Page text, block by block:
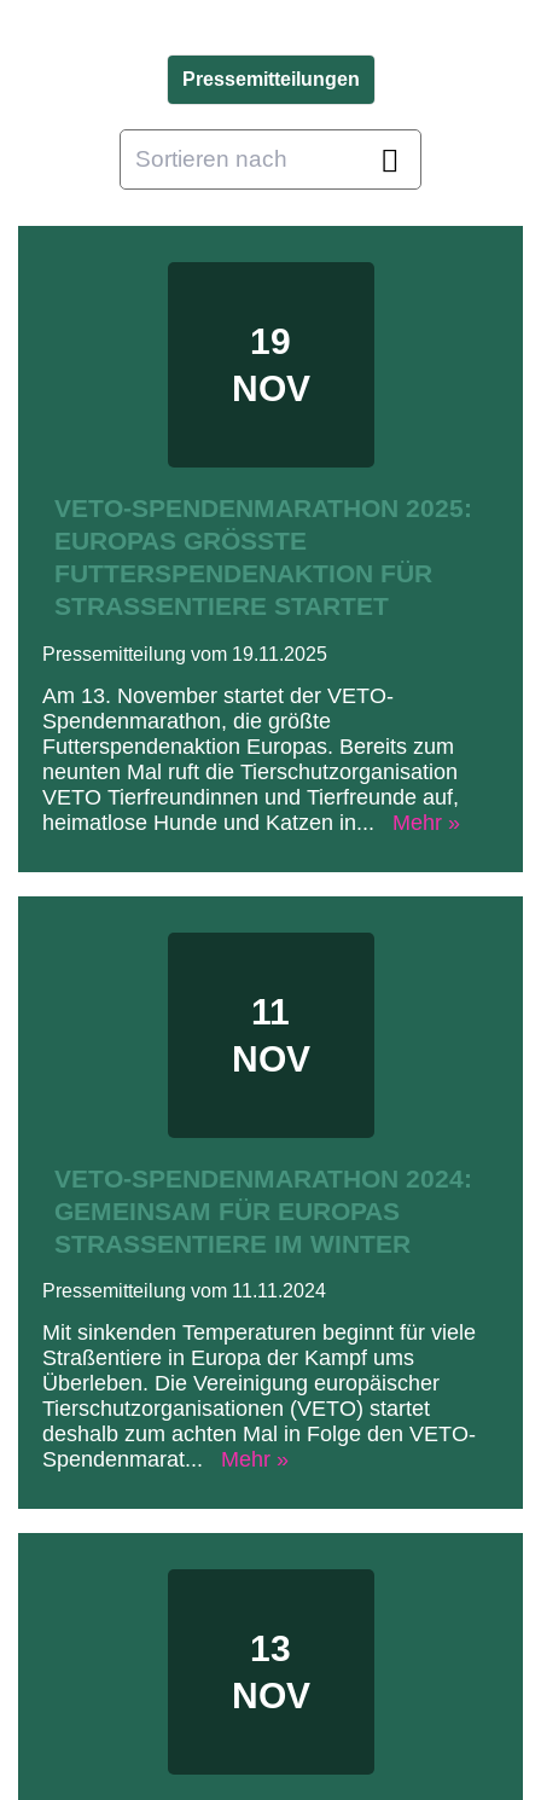
Pressemitteilungen
Sortieren nach
19
NOV
VETO-SPENDENMARATHON 2025:
EUROPAS GRÖSSTE F
UTTERSPENDENAKTION FÜR S
TRASSENTIERE STARTET
Pressemitteilung vom 19.11.2025
Am 13. November startet der VETO-
Spendenmarathon, die größte
Futterspendenaktion Europas. Bereits zum
neunten Mal ruft die Tierschutzorganisation
VETO Tierfreundinnen und Tierfreunde auf,
heimatlose Hunde und Katzen in... Mehr »
11
NOV
VETO-SPENDENMARATHON 2024:
GEMEINSAM FÜR EUROPAS
STRASSENTIERE IM WINTER
Pressemitteilung vom 11.11.2024
Mit sinkenden Temperaturen beginnt für viele
Straßentiere in Europa der Kampf ums
Überleben. Die Vereinigung europäischer
Tierschutzorganisationen (VETO) startet
deshalb zum achten Mal in Folge den VETO-
Spendenmarat... Mehr »
13
NOV